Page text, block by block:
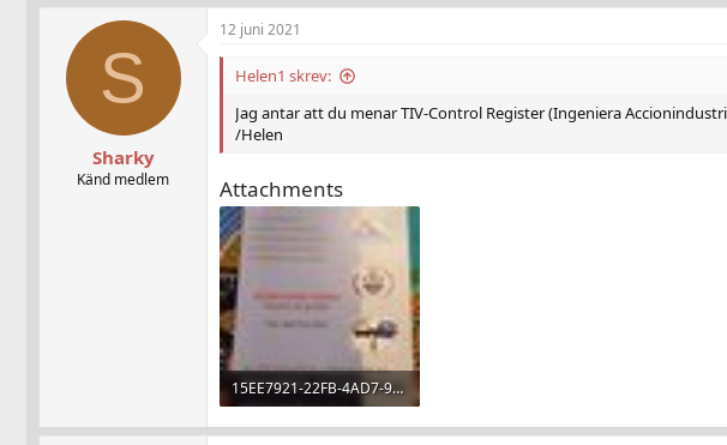
S
Sharky
Känd medlem
12 juni 2021
Helen1 skrev:
Jag antar att du menar TIV-Control Register (Ingeniera
/Helen
Attachments
15EE7921-22FB-4AD7-9BA1-79C99E791B7D.jpeg
109 KB · Visningar: 26